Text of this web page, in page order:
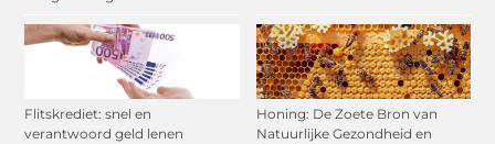
Flitskrediet: snel en
verantwoord geld lenen
Honing: De Zoete Bron van
Natuurlijke Gezondheid en